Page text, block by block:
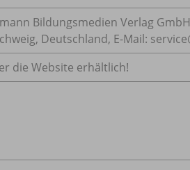
Bildungsmedien Verlag
Deutschland, E-Mail:
die Website erhältlich!